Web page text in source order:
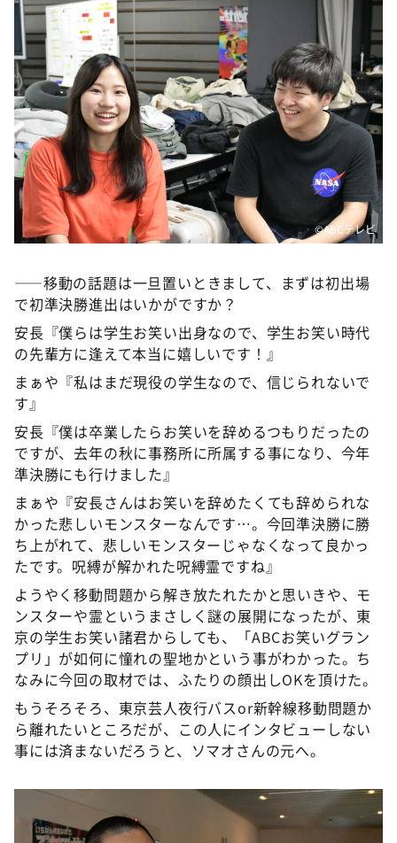
©️ABCテレビ
――移動の話題は一旦置いときまして、まずは初出場
で初準決勝進出はいかがですか？
安長『僕らは学生お笑い出身なので、学生お笑い時代
の先輩方に逢えて本当に嬉しいです！』
まぁや『私はまだ現役の学生なので、信じられないで
す』
安長『僕は卒業したらお笑いを辞めるつもりだったの
ですが、去年の秋に事務所に所属する事になり、今年
準決勝にも行けました』
まぁや『安長さんはお笑いを辞めたくても辞められな
かった悲しいモンスターなんです…。今回準決勝に勝
ち上がれて、悲しいモンスターじゃなくなって良かっ
たです。呪縛が解かれた呪縛霊ですね』
ようやく移動問題から解き放たれたかと思いきや、モ
ンスターや霊というまさしく謎の展開になったが、東
京の学生お笑い諸君からしても、「ABCお笑いグラン
プリ」が如何に憧れの聖地かという事がわかった。ち
なみに今回の取材では、ふたりの顔出しOKを頂けた。
もうそろそろ、東京芸人夜行バスor新幹線移動問題か
ら離れたいところだが、この人にインタビューしない
事には済まないだろうと、ソマオさんの元へ。